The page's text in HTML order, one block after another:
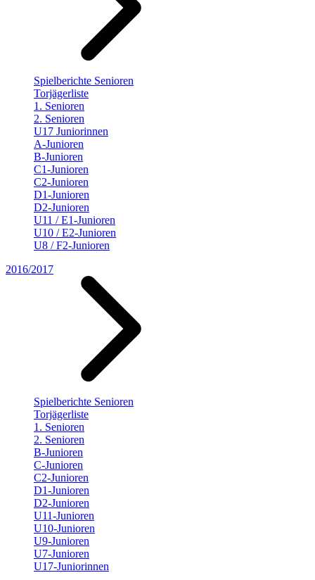
Spielberichte Senioren
Torjägerliste
1. Senioren
2. Senioren
U17 Juniorinnen
A-Junioren
B-Junioren
C1-Junioren
C2-Junioren
D1-Junioren
D2-Junioren
U11 / E1-Junioren
U10 / E2-Junioren
U8 / F2-Junioren
2016/2017
Spielberichte Senioren
Torjägerliste
1. Senioren
2. Senioren
B-Junioren
C-Junioren
C2-Junioren
D1-Junioren
D2-Junioren
U11-Junioren
U10-Junioren
U9-Junioren
U7-Junioren
U17-Juniorinnen